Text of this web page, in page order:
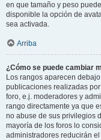
en que tamaño y peso
disponible la opción de
sea activada.
Arriba
¿Cómo se puede cambiar
Los rangos aparecen
publicaciones realizadas
foro, e.j. moderadores y
rango directamente ya que
no abuse de sus privilegios
mayoría de los foros lo
administradores reducirán